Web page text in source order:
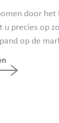
door
precies op
op de